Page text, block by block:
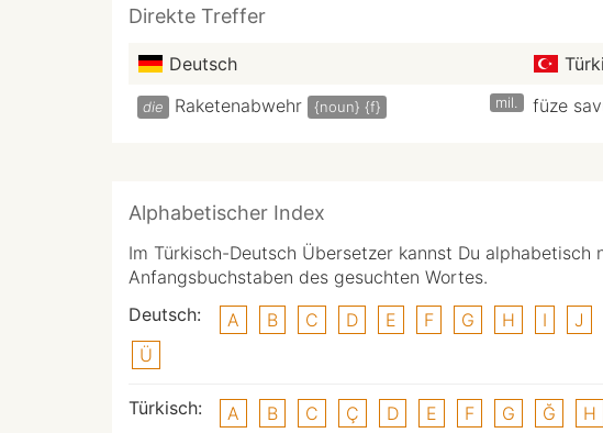
Direkte Treffer
Deutsch
die Raketenabwehr {noun} {f} mil. füze
Alphabetischer Index
Im Türkisch-Deutsch Übersetzer kannst Du
Anfangsbuchstaben des gesuchten Wortes.
Deutsch:
A B C D E F G H I J
Ü
Türkisch: A B C Ç D E F G Ğ H